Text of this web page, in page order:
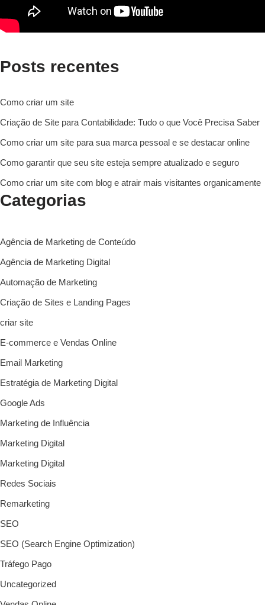
Posts recentes
Como criar um site
Criação de Site para Contabilidade: Tudo o que Você Precisa Saber
Como criar um site para sua marca pessoal e se destacar online
Como garantir que seu site esteja sempre atualizado e seguro
Como criar um site com blog e atrair mais visitantes organicamente
Categorias
Agência de Marketing de Conteúdo
Agência de Marketing Digital
Automação de Marketing
Criação de Sites e Landing Pages
criar site
E-commerce e Vendas Online
Email Marketing
Estratégia de Marketing Digital
Google Ads
Marketing de Influência
Marketing Digital
Marketing Digital
Redes Sociais
Remarketing
SEO
SEO (Search Engine Optimization)
Tráfego Pago
Uncategorized